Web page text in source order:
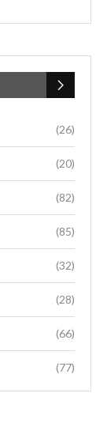
(26)
(20)
(82)
(85)
(32)
(28)
(66)
(77)